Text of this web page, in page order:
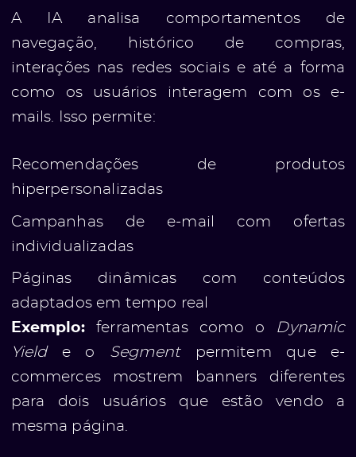
A IA analisa comportamentos de
navegação, histórico de compras,
interações nas redes sociais e até a forma
como os usuários interagem com os e-
mails. Isso permite:
Recomendações de produtos
hiperpersonalizadas
Campanhas de e-mail com ofertas
individualizadas
Páginas dinâmicas com conteúdos
adaptados em tempo real
Exemplo:ferramentas como o Dynamic
Yielde o Segmentpermitem que e-
commerces mostrem banners diferentes
para dois usuários que estão vendo a
mesma página.